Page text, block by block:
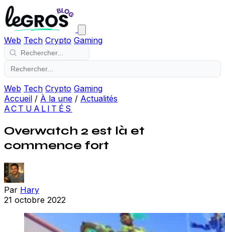
Web Tech Crypto Gaming
Web Tech Crypto Gaming
Accueil / À la une / Actualités
ACTUALITÉS
Overwatch 2 est là et
commence fort
Par Hary
21 octobre 2022